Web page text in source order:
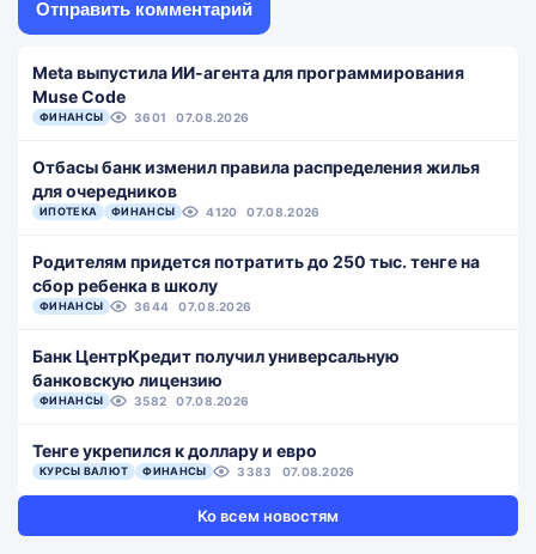
Meta выпустила ИИ-агента для программирования
Muse Code
ФИНАНСЫ 3601 07.08.2026
Отбасы банк изменил правила распределения жилья
для очередников
ИПОТЕКА ФИНАНСЫ 4120 07.08.2026
Родителям придется потратить до 250 тыс. тенге на
сбор ребенка в школу
ФИНАНСЫ 3644 07.08.2026
Банк ЦентрКредит получил универсальную
банковскую лицензию
ФИНАНСЫ 3582 07.08.2026
Тенге укрепился к доллару и евро
КУРСЫ ВАЛЮТ ФИНАНСЫ 3383 07.08.2026
Ко всем новостям